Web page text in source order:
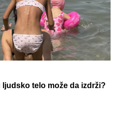
telo može da izdrži?